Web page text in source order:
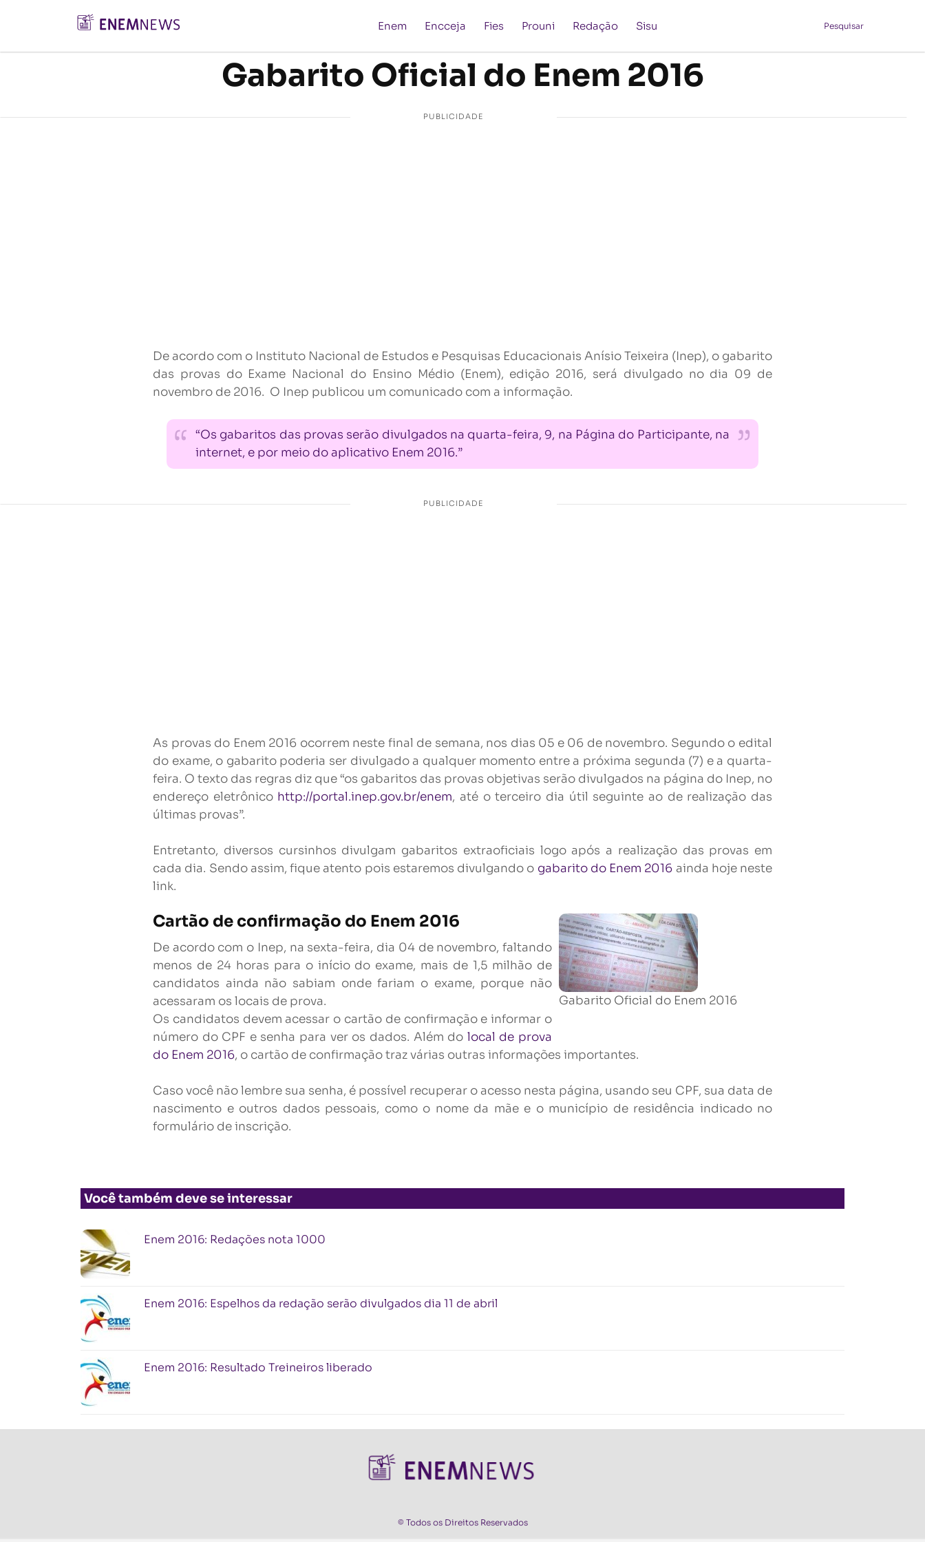
Enem Encceja Fies Prouni Redação Sisu Pesquisar
Gabarito Oficial do Enem 2016
De acordo com o Instituto Nacional de Estudos e Pesquisas Educacionais Anísio Teixeira (Inep), o gabarito
das provas do Exame Nacional do Ensino Médio (Enem), edição 2016, será divulgado no dia 09 de
novembro de 2016. O Inep publicou um comunicado com a informação.
“Os gabaritos das provas serão divulgados na quarta-feira, 9, na Página do Participante, na
internet, e por meio do aplicativo Enem 2016.”
As provas do Enem 2016 ocorrem neste final de semana, nos dias 05 e 06 de novembro. Segundo o edital
do exame, o gabarito poderia ser divulgado a qualquer momento entre a próxima segunda (7) e a quarta-
feira. O texto das regras diz que “os gabaritos das provas objetivas serão divulgados na página do Inep, no
endereço eletrônico http://portal.inep.gov.br/enem, até o terceiro dia útil seguinte ao de realização das
últimas provas”.
Entretanto, diversos cursinhos divulgam gabaritos extraoficiais logo após a realização das provas em
cada dia. Sendo assim, fique atento pois estaremos divulgando o gabarito do Enem 2016 ainda hoje neste
link.
Gabarito Oficial do Enem 2016
Cartão de confirmação do Enem 2016
De acordo com o Inep, na sexta-feira, dia 04 de novembro, faltando
menos de 24 horas para o início do exame, mais de 1,5 milhão de
candidatos ainda não sabiam onde fariam o exame, porque não
acessaram os locais de prova.
Os candidatos devem acessar o cartão de confirmação e informar o
número do CPF e senha para ver os dados. Além do local de prova
do Enem 2016, o cartão de confirmação traz várias outras informações importantes.
Caso você não lembre sua senha, é possível recuperar o acesso nesta página, usando seu CPF, sua data de
nascimento e outros dados pessoais, como o nome da mãe e o município de residência indicado no
formulário de inscrição.
Você também deve se interessar
Enem 2016: Redações nota 1000
Enem 2016: Espelhos da redação serão divulgados dia 11 de abril
Enem 2016: Resultado Treineiros liberado
© Todos os Direitos Reservados